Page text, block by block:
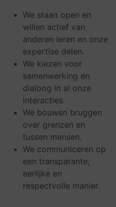
We staan open en
willen actief van
anderen leren en onze
expertise delen.
We kiezen voor
samenwerking en
dialoog in al onze
interacties.
We bouwen bruggen
over grenzen en
tussen mensen.
We communiceren op
een transparante,
eerlijke en
respectvolle manier.